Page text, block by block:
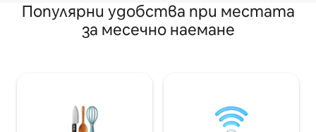
Популярни удобства при местата
за месечно наемане